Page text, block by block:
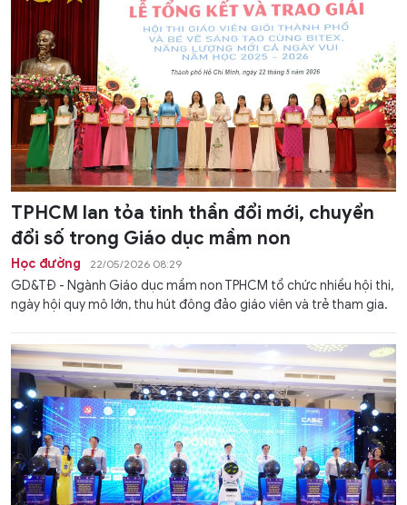
TPHCM lan tỏa tinh thần đổi mới, chuyển
đổi số trong Giáo dục mầm non
Học đường 22/05/2026 08:29
GD&TĐ - Ngành Giáo dục mầm non TPHCM tổ chức nhiều hội thi,
ngày hội quy mô lớn, thu hút đông đảo giáo viên và trẻ tham gia.